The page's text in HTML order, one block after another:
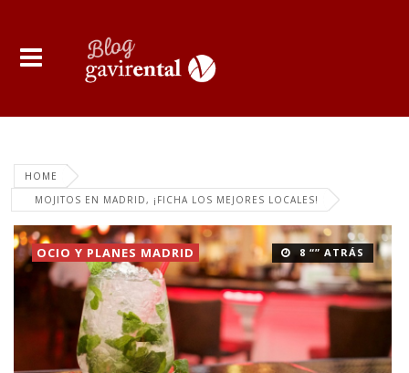
HOME
MOJITOS EN MADRID, ¡FICHA LOS MEJORES LOCALES!
8 “” ATRÁS
OCIO Y PLANES MADRID